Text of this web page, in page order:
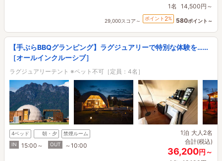
1名 14,500円～
29,000スコア～ ポイント 2% 580ポイント～
【手ぶらBBQグランピング】ラグジュアリーで特別な体験を……
［オールインクルーシブ］
ラグジュアリーテント ※ペット不可［定員：4名］
4ベッド 朝・夕
禁煙ルーム
IN
15:00～ OUT ～10:00
1泊 大人2名
合計(税込)
36,200円～